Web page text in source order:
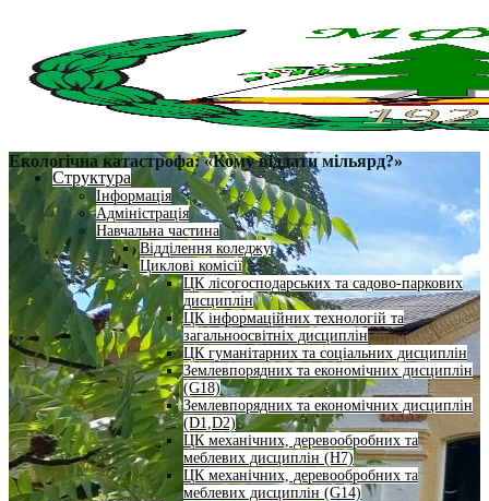
Структура
Інформація
Адміністрація
Навчальна частина
Відділення коледжу
Циклові комісії
ЦК лісогосподарських та садово-паркових
дисциплін
ЦК інформаційних технологій та
загальноосвітніх дисциплін
ЦК гуманітарних та соціальних дисциплін
Землевпорядних та економічних дисциплін
(G18)
Землевпорядних та економічних дисциплін
(D1,D2)
ЦК механічних, деревообробних та
меблевих дисциплін (H7)
ЦК механічних, деревообробних та
меблевих дисциплін (G14)
Екологічна катастрофа: «Кому віддати мільярд?»